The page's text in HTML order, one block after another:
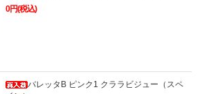
0円(税込)
バレッタB ピンク1 クララビジュー（スペ